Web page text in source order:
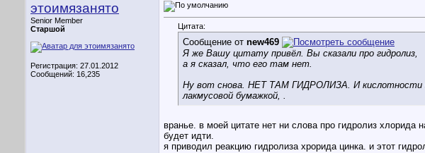
этоимязанято
Senior Member
Старшой
Регистрация: 27.01.2012
Сообщений: 16,235
Цитата:
Сообщение от new469
Я же Вашу цитату привёл. Вы сказали про гидролиз,
а я сказал, что его там нет.
Ну вот снова. НЕТ ТАМ ГИДРОЛИЗА. И кислотности
лакмусовой бумажкой, .
вранье. в моей цитате нет ни слова про гидролиз хлорида
будет идти.
я приводил реакцию гидролиза хрорида цинка. и этот